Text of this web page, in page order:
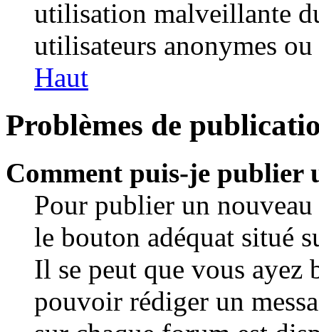
utilisation malveillante
utilisateurs anonymes ou
Haut
Problèmes de
Comment puis-je publier
Pour publier un
le bouton adéquat situé
Il se peut que vous ayez
pouvoir rédiger un